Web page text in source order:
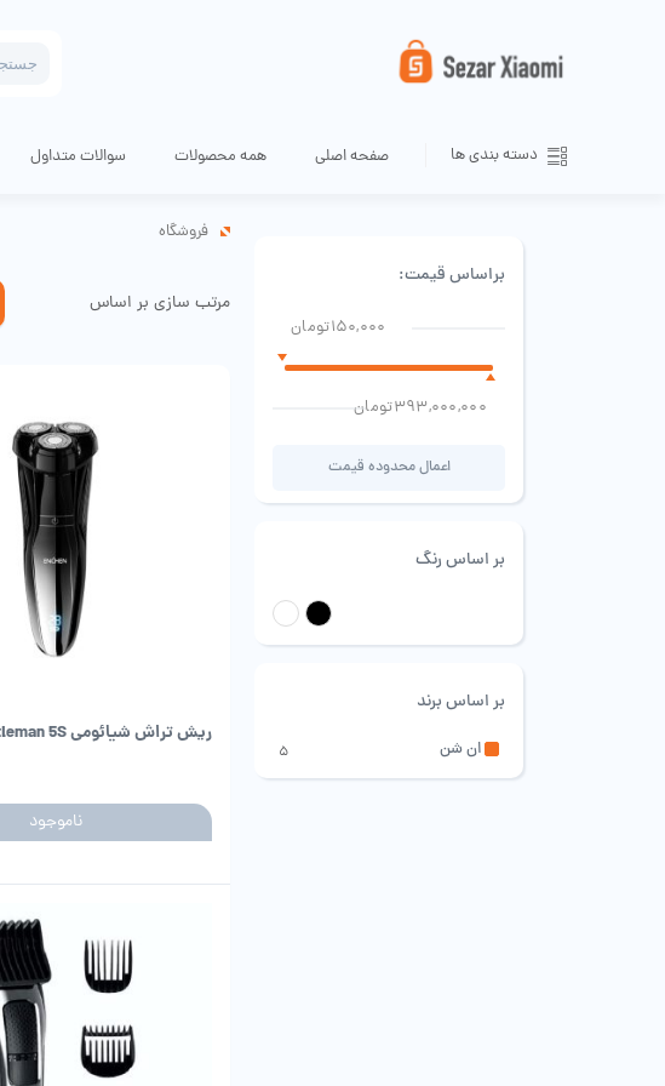
search
دسته بندی ها صفحه اصلی همه محصولات سوالات متداول
براساس قیمت:
150,000تومان
393,000,000تومان
اعمال محدوده قیمت
بر اساس رنگ
مشکی
بر اساس برند
ان شن 5
فروشگاه
مرتب سازی بر اساس
ریش تراش شیائومی Enchen Gentleman 5S
ناموجود